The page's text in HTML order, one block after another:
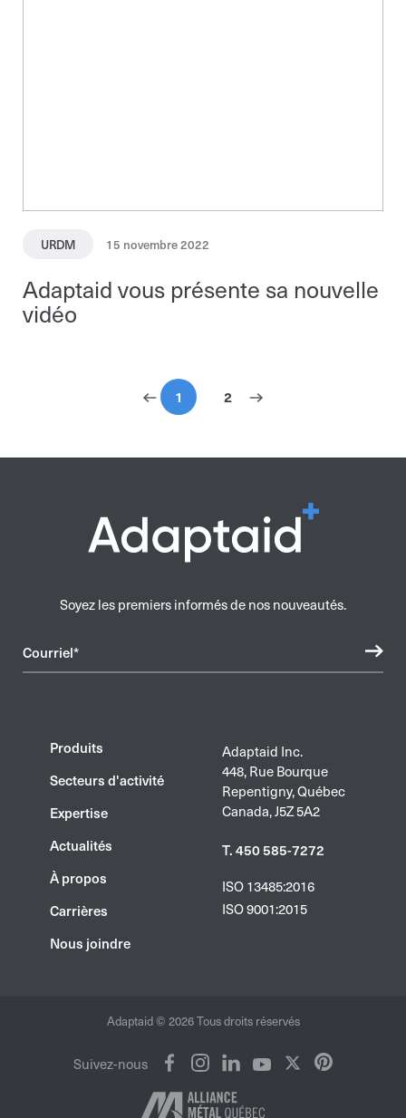
URDM 15 novembre 2022
Adaptaid vous présente sa nouvelle
vidéo
1 2
Soyez les premiers informés de nos nouveautés.
Courriel*
Produits
Secteurs d'activité
Expertise
Actualités
À propos
Carrières
Nous joindre
Adaptaid Inc.
448, Rue Bourque
Repentigny, Québec
Canada, J5Z 5A2
T. 450 585-7272
ISO 13485:2016
ISO 9001:2015
Adaptaid © 2026 Tous droits réservés
Suivez-nous